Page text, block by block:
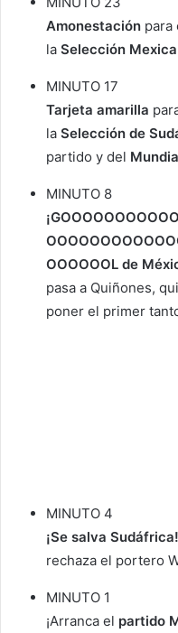
Amonestación para
la Selección
MINUTO 17
Tarjeta amarilla
la Selección de
partido y del
MINUTO 8
OOOOOOL de
pasa a Quiñones,
poner el primer
MINUTO 4
¡Se salva Sudáfrica!
rechaza el portero
MINUTO 1
¡Arranca el partido